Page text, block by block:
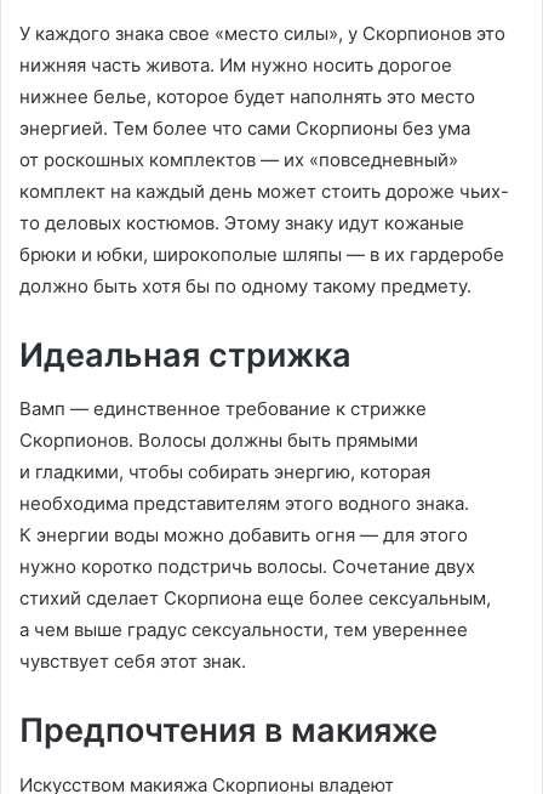
У каждого знака свое «место силы», у Скорпионов это
нижняя часть живота. Им нужно носить дорогое
нижнее белье, которое будет наполнять это место
энергией. Тем более что сами Скорпионы без ума
от роскошных комплектов — их «повседневный»
комплект на каждый день может стоить дороже чьих-
то деловых костюмов. Этому знаку идут кожаные
брюки и юбки, широкополые шляпы — в их гардеробе
должно быть хотя бы по одному такому предмету.
Идеальная стрижка
Вамп — единственное требование к стрижке
Скорпионов. Волосы должны быть прямыми
и гладкими, чтобы собирать энергию, которая
необходима представителям этого водного знака.
К энергии воды можно добавить огня — для этого
нужно коротко подстричь волосы. Сочетание двух
стихий сделает Скорпиона еще более сексуальным,
а чем выше градус сексуальности, тем увереннее
чувствует себя этот знак.
Предпочтения в макияже
Искусством макияжа Скорпионы владеют